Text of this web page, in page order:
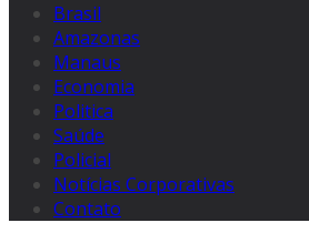
Brasil
Amazonas
Manaus
Economia
Politica
Saúde
Policial
Notícias Corporativas
Contato